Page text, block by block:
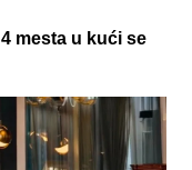
mesta u kući se